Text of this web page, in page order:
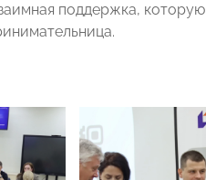
поддержка, которую